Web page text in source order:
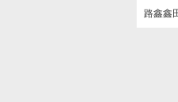
路鑫鑫